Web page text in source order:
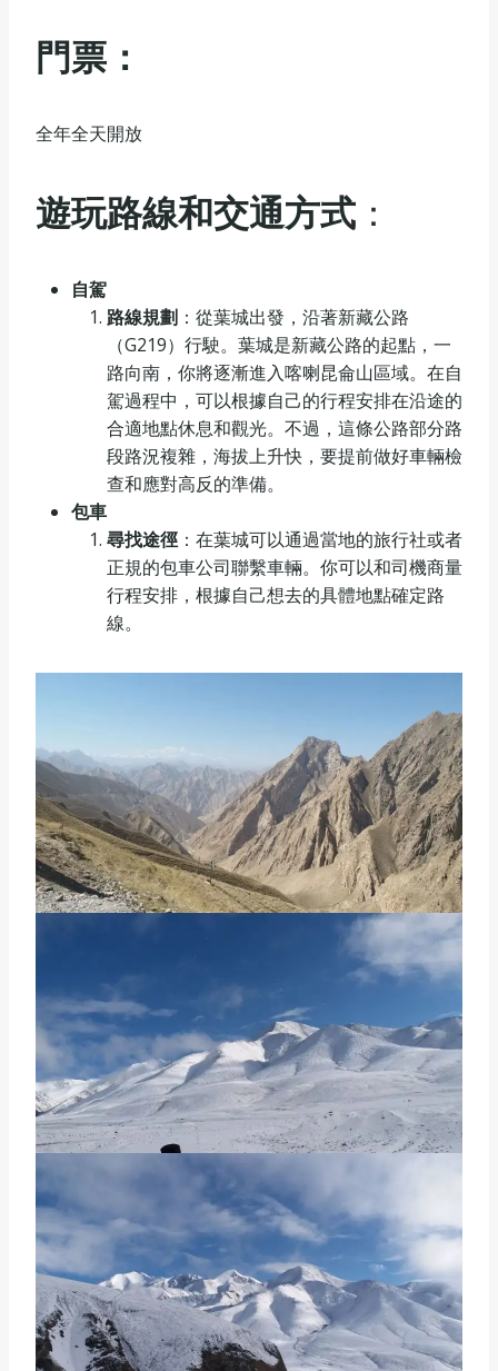
門票：
全年全天開放
遊玩路線和交通方式 ：
自駕
路線規劃 ：從葉城出發，沿著新藏公路
（G219）行駛。葉城是新藏公路的起點，一
路向南，你將逐漸進入喀喇昆侖山區域。在自
駕過程中，可以根據自己的行程安排在沿途的
合適地點休息和觀光。不過，這條公路部分路
段路況複雜，海拔上升快，要提前做好車輛檢
查和應對高反的準備。
包車
尋找途徑 ：在葉城可以通過當地的旅行社或者
正規的包車公司聯繫車輛。你可以和司機商量
行程安排，根據自己想去的具體地點確定路
線。